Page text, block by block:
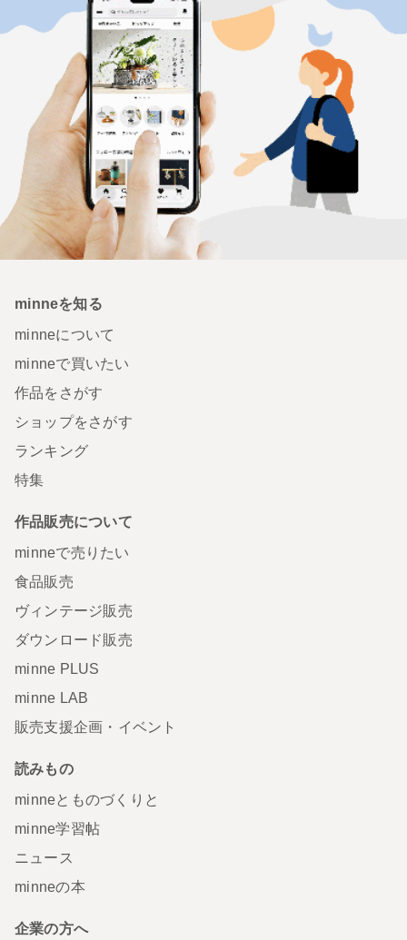
minneを知る
minneについて
minneで買いたい
作品をさがす
ショップをさがす
ランキング
特集
作品販売について
minneで売りたい
食品販売
ヴィンテージ販売
ダウンロード販売
minne PLUS
minne LAB
販売支援企画・イベント
読みもの
minneとものづくりと
minne学習帖
ニュース
minneの本
企業の方へ